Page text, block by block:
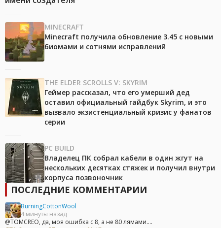
MINECRAFT
Minecraft получила обновление 3.45 с новыми
биомами и сотнями исправлений
THE ELDER SCROLLS V: SKYRIM
Геймер рассказал, что его умерший дед
оставил официальный гайдбук Skyrim, и это
вызвало экзистенциальный кризис у фанатов
серии
PC BUILD
Владелец ПК собрал кабели в один жгут на
нескольких десятках стяжек и получил внутри
корпуса позвоночник
ПОСЛЕДНИЕ КОММЕНТАРИИ
BurningCottonWool
4 минуты назад
@TOMCREO, да, моя ошибка с 8, а не 80 лямами....